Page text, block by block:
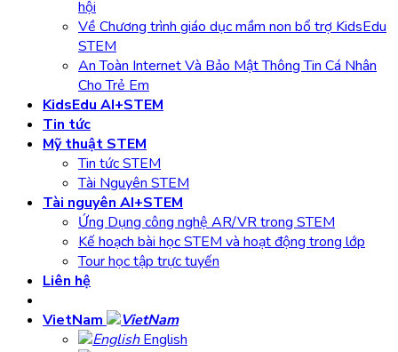
hội
Về Chương trình giáo dục mầm non bổ trợ KidsEdu
STEM
An Toàn Internet Và Bảo Mật Thông Tin Cá Nhân
Cho Trẻ Em
KidsEdu AI+STEM
Tin tức
Mỹ thuật STEM
Tin tức STEM
Tài Nguyên STEM
Tài nguyên AI+STEM
Ứng Dụng công nghệ AR/VR trong STEM
Kế hoạch bài học STEM và hoạt động trong lớp
Tour học tập trực tuyến
Liên hệ
VietNam
English